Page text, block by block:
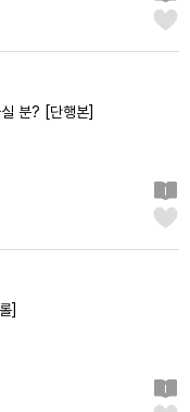
분? [단행본]
]